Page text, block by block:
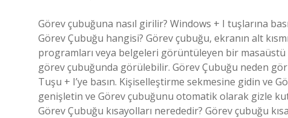
Görev çubuğuna nasıl girilir? Windows + I tuşlarına
Görev Çubuğu hangisi? Görev çubuğu, ekranın alt
programları veya belgeleri görüntüleyen bir
görev çubuğunda görülebilir. Görev Çubuğu neden
Tuşu + I’ye basın. Kişiselleştirme sekmesine gidin ve
genişletin ve Görev çubuğunu otomatik olarak gizle
Görev Çubuğu kısayolları nerededir? Görev çubuğu